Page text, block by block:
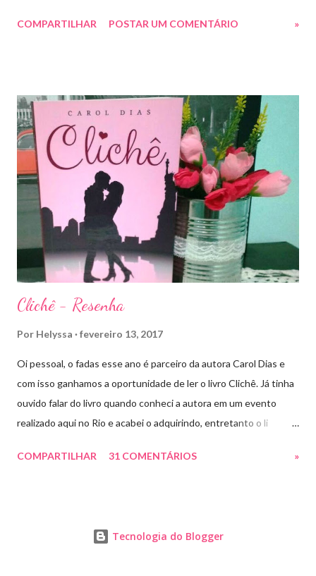
romance da Saga Trono de Vidro que ocorre simultaneamente
todos meio atordoados com tudo que Dorian e Aelin fizeram e,
principalmente, descobriram sobre o Pai do Príncipe, agora Rei
de Ardalan. Todos têm uma missão nessa guerra mesmo que
ainda um pouco indefinida. Aelin deixa Ardalan nas mãos de seu
Rei e segue com sua corte para casa, para finalmente rever seu
lar, Terrasen. Com um novo rei no trono, Chaol Westfall passa a
ser Mão do Rei de Ardalan, e Nesryn Faliq a nova Capitã da
Guarda. Entret...
COMPARTILHAR POSTAR UM COMENTÁRIO »
Clichê - Resenha
Por Helyssa fevereiro 13, 2017
Oi pessoal, o fadas esse ano é parceiro da autora Carol Dias e
com isso ganhamos a oportunidade de ler o livro Clichê. Já tinha
ouvido falar do livro quando conheci a autora em um evento
realizado aqui no Rio e acabei o adquirindo, entretanto o li
cada capítulo tem uns coraçõezinhos que ficaram muito fofos
divertidos com mulheres independentes, como não amar?) para
COMPARTILHAR 31 COMENTÁRIOS »
Tecnologia do Blogger